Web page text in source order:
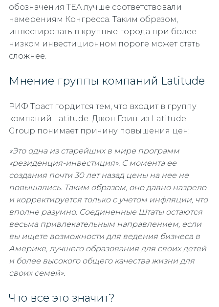
обозначения TEA лучше соответствовали
намерениям Конгресса. Таким образом,
инвестировать в крупные города при более
низком инвестиционном пороге может стать
сложнее.
Мнение группы компаний Latitude
РИФ Траст гордится тем, что входит в группу
компаний Latitude. Джон Грин из Latitude
Group понимает причину повышения цен:
«Это одна из старейших в мире программ
«резиденция-инвестиция». С момента ее
создания почти 30 лет назад цены на нее не
повышались. Таким образом, оно давно назрело
и корректируется только с учетом инфляции, что
вполне разумно. Соединенные Штаты остаются
весьма привлекательным направлением, если
вы ищете возможности для ведения бизнеса в
Америке, лучшего образования для своих детей
и более высокого общего качества жизни для
своих семей».
Что все это значит?